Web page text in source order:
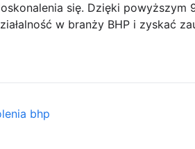
się. Dzięki powyższym
w branży BHP i zyskać
bhp